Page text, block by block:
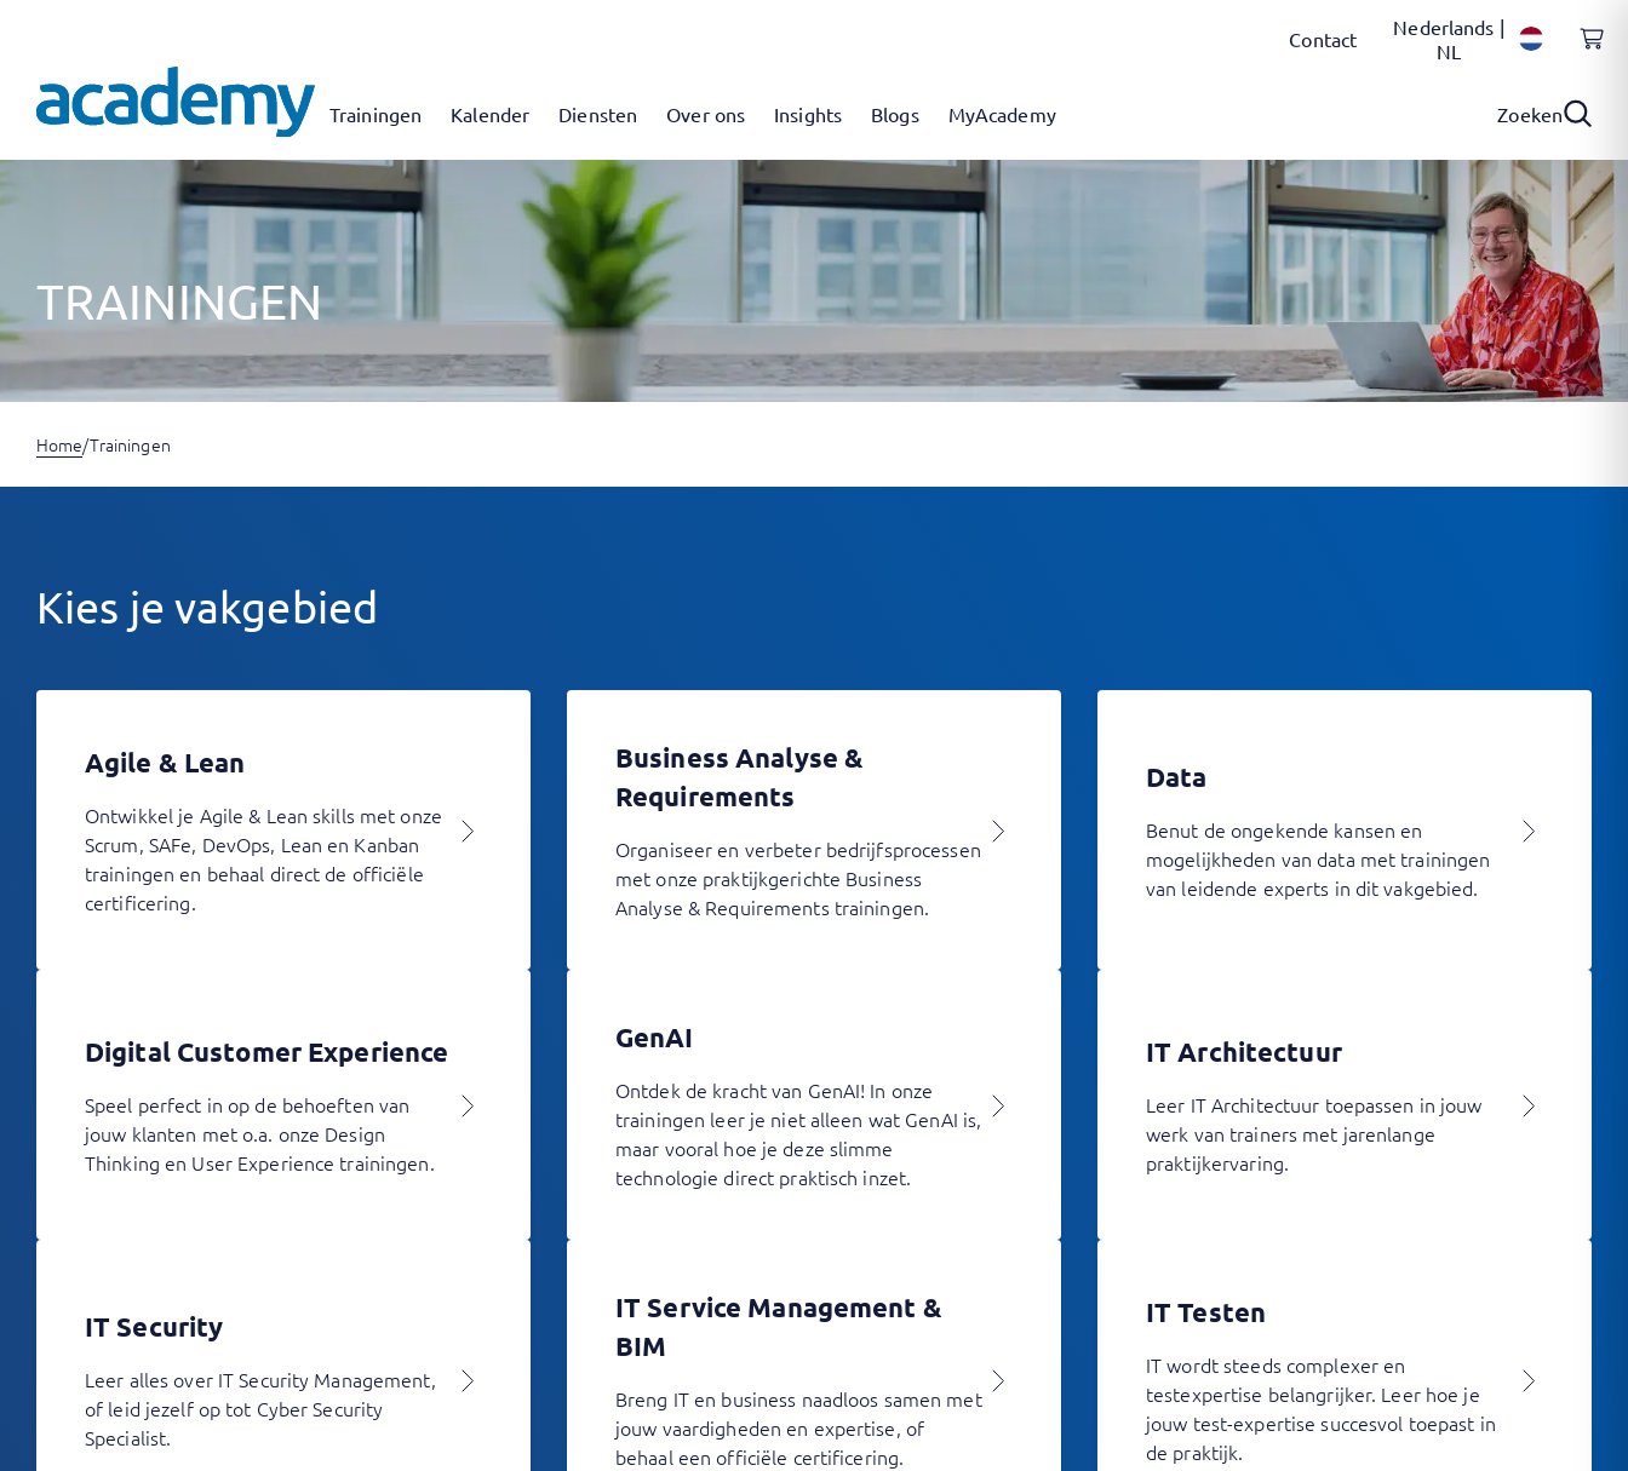
Contact
Nederlands |
NL
Trainingen Kalender Diensten Over ons Insights Blogs MyAcademy Zoeken
TRAININGEN
Home/Trainingen
Kies je vakgebied
Agile & Lean
Ontwikkel je Agile & Lean skills met onze
Scrum, SAFe, DevOps, Lean en Kanban
trainingen en behaal direct de officiële
certificering.
Business Analyse &
Requirements
Organiseer en verbeter bedrijfsprocessen
met onze praktijkgerichte Business
Analyse & Requirements trainingen.
Data
Benut de ongekende kansen en
mogelijkheden van data met trainingen
van leidende experts in dit vakgebied.
Digital Customer Experience
Speel perfect in op de behoeften van
jouw klanten met o.a. onze Design
Thinking en User Experience trainingen.
GenAI
Ontdek de kracht van GenAI! In onze
trainingen leer je niet alleen wat GenAI is,
maar vooral hoe je deze slimme
technologie direct praktisch inzet.
IT Architectuur
Leer IT Architectuur toepassen in jouw
werk van trainers met jarenlange
praktijkervaring.
IT Security
Leer alles over IT Security Management,
of leid jezelf op tot Cyber Security
Specialist.
IT Service Management &
BIM
Breng IT en business naadloos samen met
jouw vaardigheden en expertise, of
behaal een officiële certificering.
IT Testen
IT wordt steeds complexer en
testexpertise belangrijker. Leer hoe je
jouw test-expertise succesvol toepast in
de praktijk.